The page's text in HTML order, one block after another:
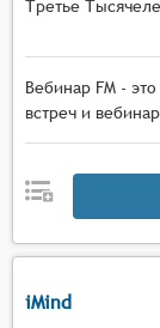
Третье
Вебинар FM -
встреч и
iMind